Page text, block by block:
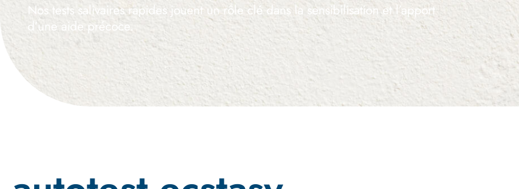
Nos tests salivaires rapides jouent un rôle clé dans la sensibilisation et l’apport
d’une aide précoce.